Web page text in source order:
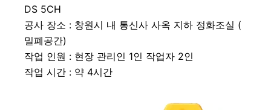
DS 5CH
공사 장소 : 창원시 내 통신사 사옥 지하 정화조실 (
밀폐공간)
작업 인원 : 현장 관리인 1인 작업자 2인
작업 시간 : 약 4시간